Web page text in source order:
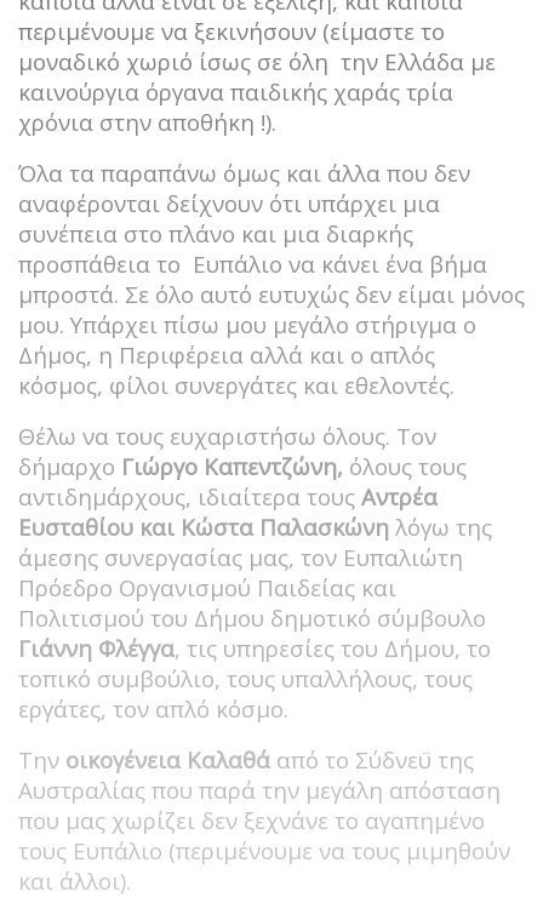
περιμένουμε να ξεκινήσουν (είμαστε το
μοναδικό χωριό ίσως σε όλη την Ελλάδα με
καινούργια όργανα παιδικής χαράς τρία
χρόνια στην αποθήκη !).
Όλα τα παραπάνω όμως και άλλα που δεν
αναφέρονται δείχνουν ότι υπάρχει μια
συνέπεια στο πλάνο και μια διαρκής
προσπάθεια το Ευπάλιο να κάνει ένα βήμα
μπροστά. Σε όλο αυτό ευτυχώς δεν είμαι μόνος
μου. Υπάρχει πίσω μου μεγάλο στήριγμα ο
Δήμος, η Περιφέρεια αλλά και ο απλός
κόσμος, φίλοι συνεργάτες και εθελοντές.
Θέλω να τους ευχαριστήσω όλους. Τον
δήμαρχο Γιώργο Καπεντζώνη, όλους τους
αντιδημάρχους, ιδιαίτερα τους Αντρέα
Ευσταθίου και Κώστα Παλασκώνη λόγω της
άμεσης συνεργασίας μας, τον Ευπαλιώτη
Πρόεδρο Οργανισμού Παιδείας και
Πολιτισμού του Δήμου δημοτικό σύμβουλο
Γιάννη Φλέγγα, τις υπηρεσίες του Δήμου, το
τοπικό συμβούλιο, τους υπαλλήλους, τους
εργάτες, τον απλό κόσμο.
Την οικογένεια Καλαθά από το Σύδνεϋ της
Αυστραλίας που παρά την μεγάλη απόσταση
που μας χωρίζει δεν ξεχνάνε το αγαπημένο
τους Ευπάλιο (περιμένουμε να τους μιμηθούν
και άλλοι).